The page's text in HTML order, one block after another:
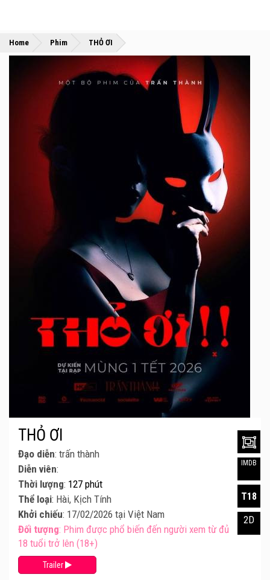
Home »
Phim »
THỎ ƠI
THỎ ƠI
Đạo diễn: trấn thành
Diễn viên:
Thời lượng: 127 phút
Thể loại: Hài, Kịch Tính
Khởi chiếu: 17/02/2026 tại Việt Nam
Đối tượng: Phim được phổ biến đến người xem từ đủ
18 tuổi trở lên (18+)
Trailer
IMDB
T18
2D